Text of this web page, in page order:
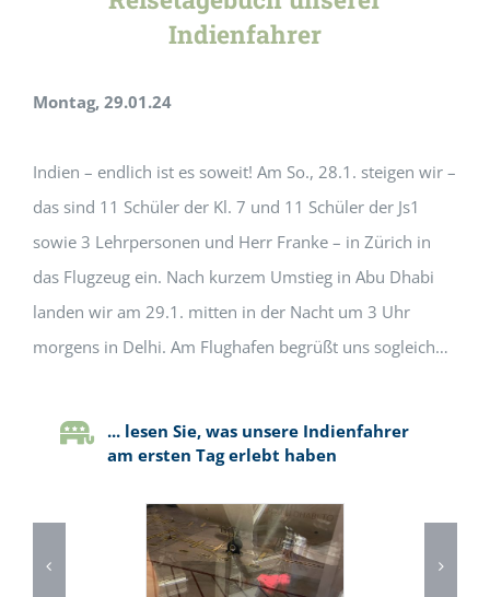
Indienfahrer
Montag, 29.01.24
Indien – endlich ist es soweit! Am So., 28.1. steigen wir –
das sind 11 Schüler der Kl. 7 und 11 Schüler der Js1
sowie 3 Lehrpersonen und Herr Franke – in Zürich in
das Flugzeug ein. Nach kurzem Umstieg in Abu Dhabi
landen wir am 29.1. mitten in der Nacht um 3 Uhr
morgens in Delhi. Am Flughafen begrüßt uns sogleich…
... lesen Sie, was unsere Indienfahrer
am ersten Tag erlebt haben